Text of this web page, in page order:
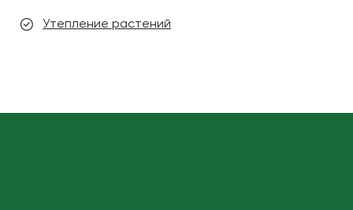
Утепление растений